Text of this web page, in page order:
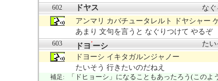
602 ドヤス
なぐ
アンマリ カバチュータレルト ドヤシャー
あまり 文句を言うと なぐりつけて やるぞ
603 ドヨ 'ーシ
た
ドヨーシ イキタガルンジャノー
たいそう 行きたいのだねえ
補足:
「ドヒョーシ」になることもあったろう(この